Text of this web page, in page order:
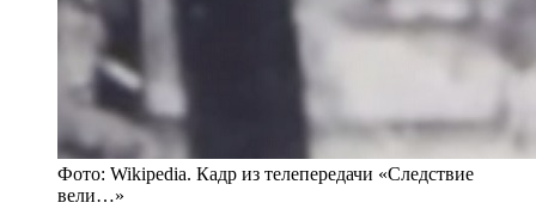
Фото: Wikipedia. Кадр из телепередачи «Следствие
вели…»